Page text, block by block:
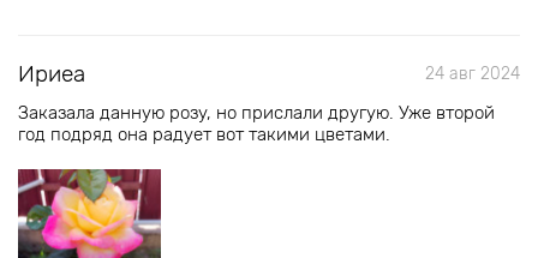
Ириеа 24 авг 2024
Заказала данную розу, но прислали другую. Уже второй
год подряд она радует вот такими цветами.